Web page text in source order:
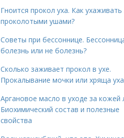
Гноится прокол уха. Как ухаживать
проколотыми ушами?
Советы при бессоннице.
болезнь или не болезнь?
Сколько заживает прокол в ухе.
Прокалывание мочки или хряща уха
Аргановое масло в уходе за кожей
Биохимический состав и полезные
свойства